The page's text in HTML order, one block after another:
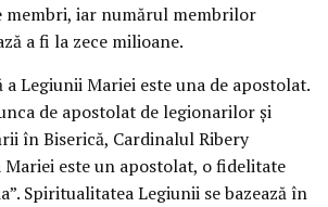
membri, iar numărul membrilor
a fi la zece milioane.
a Legiunii Mariei este una de apostolat.
de apostolat de legionarilor și
în Biserică, Cardinalul Ribery
Mariei este un apostolat, o fidelitate
Spiritualitatea Legiunii se bazează în